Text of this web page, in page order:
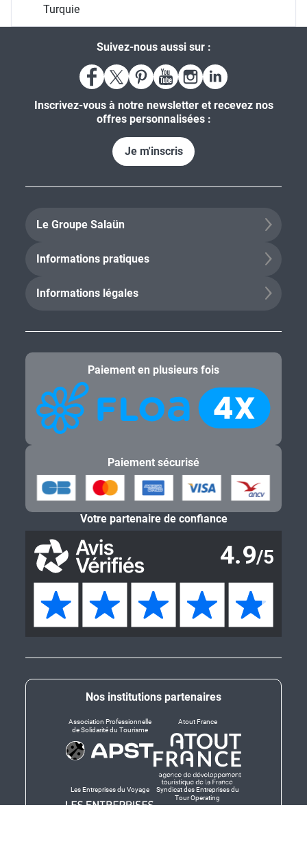
Turquie
Suivez-nous aussi sur :
Inscrivez-vous à notre newsletter et recevez nos
offres personnalisées :
Je m'inscris
Le Groupe Salaün
Informations pratiques
Informations légales
Nos institutions partenaires
Association Professionnelle
de Solidarité du Tourisme
Atout France
Les Entreprises du Voyage
Syndicat des Entreprises du
Tour Operating
Paiement en plusieurs fois
Paiement sécurisé
Votre partenaire de confiance